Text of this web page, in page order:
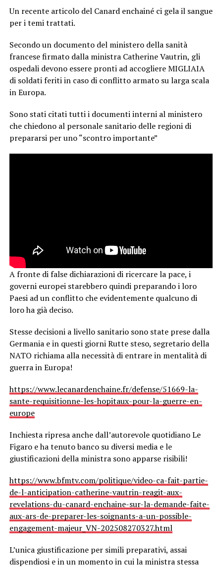
Un recente articolo del Canard enchainé ci gela il sangue
per i temi trattati.
Secondo un documento del ministero della sanità
francese firmato dalla ministra Catherine Vautrin, gli
ospedali devono essere pronti ad accogliere MIGLIAIA
di soldati feriti in caso di conflitto armato su larga scala
in Europa.
Sono stati citati tutti i documenti interni al ministero
che chiedono al personale sanitario delle regioni di
prepararsi per uno “scontro importante”
A fronte di false dichiarazioni di ricercare la pace, i
governi europei starebbero quindi preparando i loro
Paesi ad un conflitto che evidentemente qualcuno di
loro ha già deciso.
Stesse decisioni a livello sanitario sono state prese dalla
Germania e in questi giorni Rutte steso, segretario della
NATO richiama alla necessità di entrare in mentalità di
guerra in Europa!
https://www.lecanardenchaine.fr/defense/51669-la-
sante-requisitionne-les-hopitaux-pour-la-guerre-en-
europe
Inchiesta ripresa anche dall’autorevole quotidiano Le
Figaro e ha tenuto banco su diversi media e le
giustificazioni della ministra sono apparse risibili!
https://www.bfmtv.com/politique/video-ca-fait-partie-
de-l-anticipation-catherine-vautrin-reagit-aux-
revelations-du-canard-enchaine-sur-la-demande-faite-
aux-ars-de-preparer-les-soignants-a-un-possible-
engagement-majeur_VN-202508270327.html
L’unica giustificazione per simili preparativi, assai
dispendiosi e in un momento in cui la ministra stessa